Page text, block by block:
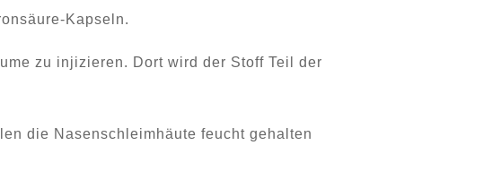
Kapseln.
zu injizieren. Dort wird der Stoff Teil der
die Nasenschleimhäute feucht gehalten